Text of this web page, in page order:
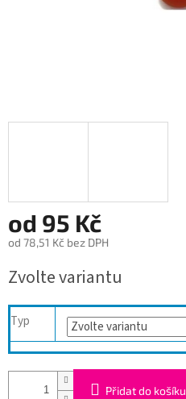
od 95 Kč
od 78,51 Kč bez DPH
cena:
Zvolte variantu
Typ
Přidat do košíku